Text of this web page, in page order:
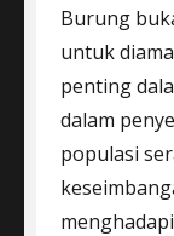
Burung
untuk
penting
dalam
populasi